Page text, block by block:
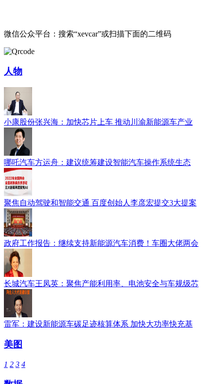
微信公众平台：搜索“xevcar”或扫描下面的二维码
人物
小康股份张兴海：加快芯片上车 推动川渝新能源车产业
哪吒汽车方运舟：建议统筹建设智能汽车操作系统生态
聚焦自动驾驶和智能交通 百度创始人李彦宏提交3大提案
政府工作报告：继续支持新能源汽车消费！车圈大佬两会
长城汽车王凤英：聚焦产能利用率、电池安全与车规级芯
雷军：建设新能源车碳足迹核算体系 加快大功率快充基
美图
1 2 3 4